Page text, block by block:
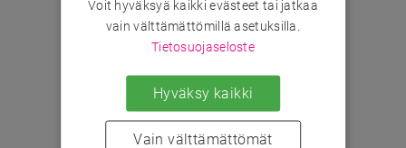
Voit hyväksyä kaikki evästeet tai jatkaa
vain välttämättömillä asetuksilla.
Tietosuojaseloste
Hyväksy kaikki
Vain välttämättömät